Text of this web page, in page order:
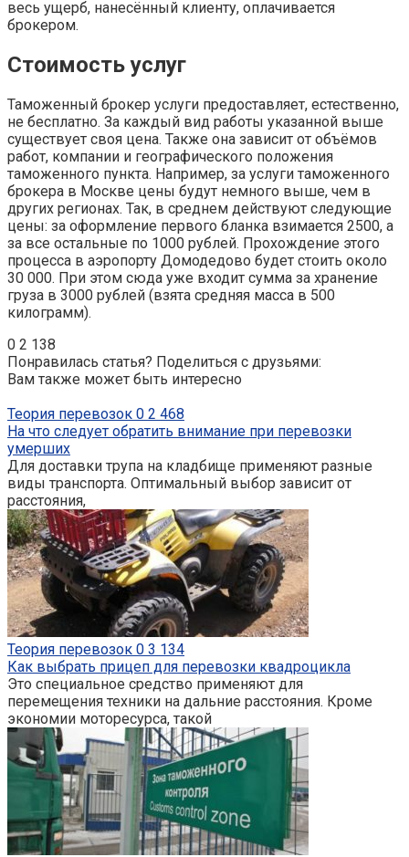
весь ущерб, нанесённый клиенту, оплачивается
брокером.
Стоимость услуг
Таможенный брокер услуги предоставляет, естественно,
не бесплатно. За каждый вид работы указанной выше
существует своя цена. Также она зависит от объёмов
работ, компании и географического положения
таможенного пункта. Например, за услуги таможенного
брокера в Москве цены будут немного выше, чем в
других регионах. Так, в среднем действуют следующие
цены: за оформление первого бланка взимается 2500, а
за все остальные по 1000 рублей. Прохождение этого
процесса в аэропорту Домодедово будет стоить около
30 000. При этом сюда уже входит сумма за хранение
груза в 3000 рублей (взята средняя масса в 500
килограмм).
0 2 138
Понравилась статья? Поделиться с друзьями:
Вам также может быть интересно
Теория перевозок 0 2 468
На что следует обратить внимание при перевозки
умерших
Для доставки трупа на кладбище применяют разные
виды транспорта. Оптимальный выбор зависит от
расстояния,
Теория перевозок 0 3 134
Как выбрать прицеп для перевозки квадроцикла
Это специальное средство применяют для
перемещения техники на дальние расстояния. Кроме
экономии моторесурса, такой